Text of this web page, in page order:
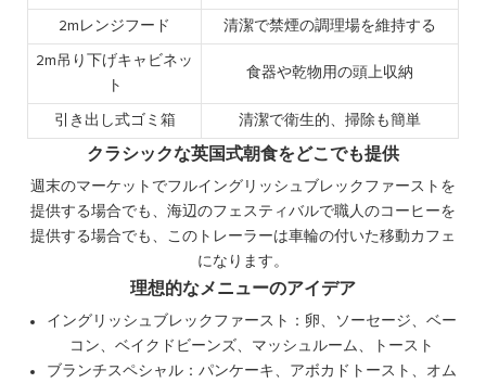
2mレンジフード 清潔で禁煙の調理場を維持する
2m吊り下げキャビネッ
ト
食器や乾物用の頭上収納
引き出し式ゴミ箱 清潔で衛生的、掃除も簡単
クラシックな英国式朝食をどこでも提供
週末のマーケットでフルイングリッシュブレックファーストを
提供する場合でも、海辺のフェスティバルで職人のコーヒーを
提供する場合でも、このトレーラーは車輪の付いた移動カフェ
になります。
理想的なメニューのアイデア
イングリッシュブレックファースト：卵、ソーセージ、ベー
コン、ベイクドビーンズ、マッシュルーム、トースト
ブランチスペシャル：パンケーキ、アボカドトースト、オム